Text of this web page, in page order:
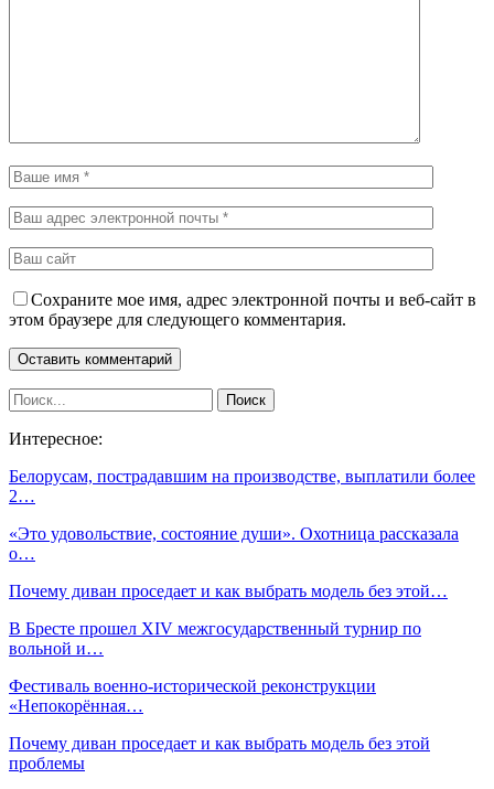
Сохраните мое имя, адрес электронной почты и веб-сайт в
этом браузере для следующего комментария.
Интересное:
Белорусам, пострадавшим на производстве, выплатили более
2…
«Это удовольствие, состояние души». Охотница рассказала
о…
Почему диван проседает и как выбрать модель без этой…
В Бресте прошел XIV межгосударственный турнир по
вольной и…
Фестиваль военно-исторической реконструкции
«Непокорённая…
Почему диван проседает и как выбрать модель без этой
проблемы